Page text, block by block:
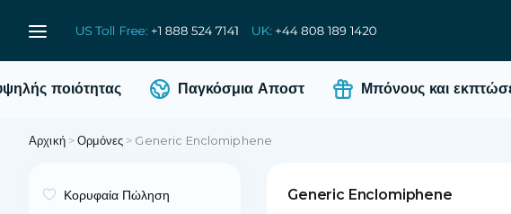
ποιότητας Παγκόσμια Αποστ Μπόνους και εκπτώσεις
Αρχική>Ορμόνες > Generic Enclomiphene
Κορυφαία Πώληση
Generic Enclomiphene